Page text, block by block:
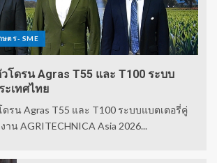
ษตร - SME
วโดรน Agras T55 และ T100 ระบบ
ะเทศไทย
ดรน Agras T55 และ T100 ระบบแบตเตอรี่คู่
น AGRITECHNICA Asia 2026...